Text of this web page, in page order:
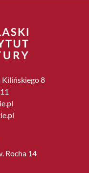
Kilińskiego 8
Rocha 14